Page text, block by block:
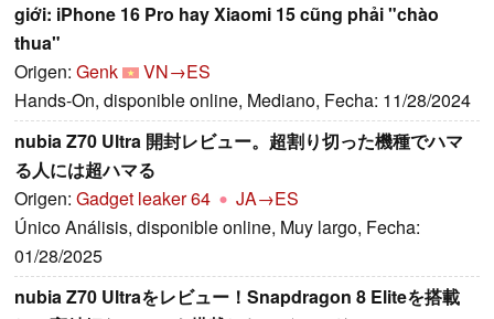
giới: iPhone 16 Pro hay Xiaomi 15 cũng phải "chào
thua"
Origen: Genk
VN→ES
Hands-On, disponible online, Mediano, Fecha: 11/28/2024
nubia Z70 Ultra 開封レビュー。超割り切った機種でハマ
る人には超ハマる
Origen: Gadget leaker 64
JA→ES
Único Análisis, disponible online, Muy largo, Fecha:
01/28/2025
nubia Z70 Ultraをレビュー！Snapdragon 8 Eliteを搭載